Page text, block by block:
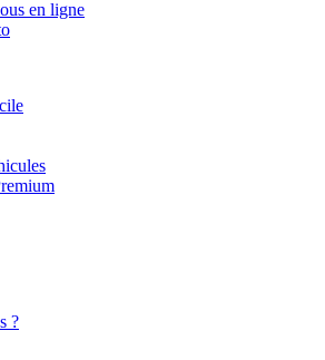
en ligne
?